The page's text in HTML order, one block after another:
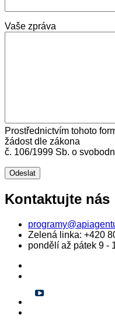
Vaše zpráva
Prostřednictvím tohoto
žádost dle zákona
č. 106/1999 Sb. o
Kontaktujte nás
Zelená linka: +420
pondělí až pátek 9 -